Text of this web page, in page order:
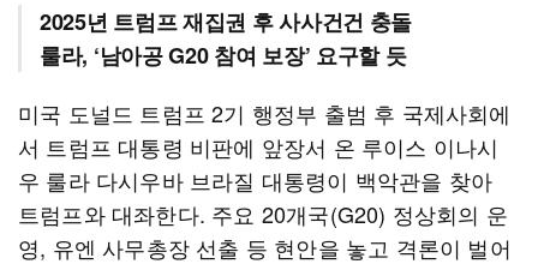
2025년 트럼프 재집권 후 사사건건 충돌
룰라, ‘남아공 G20 참여 보장’ 요구할 듯
미국 도널드 트럼프 2기 행정부 출범 후 국제사회에
서 트럼프 대통령 비판에 앞장서 온 루이스 이나시
우 룰라 다시우바 브라질 대통령이 백악관을 찾아
트럼프와 대좌한다. 주요 20개국(G20) 정상회의 운
영, 유엔 사무총장 선출 등 현안을 놓고 격론이 벌어